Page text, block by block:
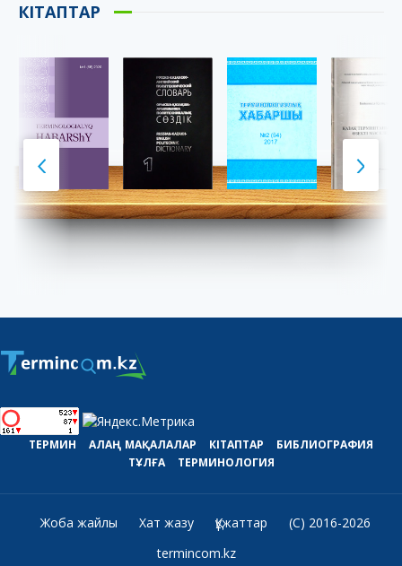
КІТАПТАР
ТЕРМИН АЛАҢ МАҚАЛАЛАР КІТАПТАР
БИБЛИОГРАФИЯ
ТҰЛҒА
ТЕРМИНОЛОГИЯ
Жоба жайлы Хат жазу Құжаттар
(C) 2016-2026
termincom.kz